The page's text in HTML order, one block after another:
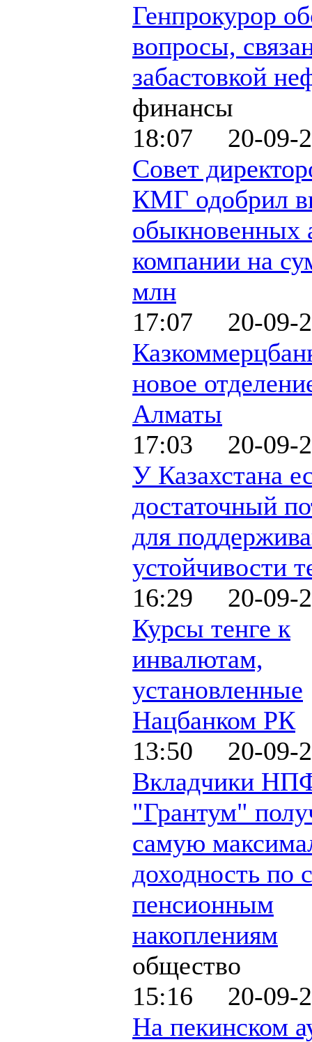
Генпрокурор
вопросы,
забастовкой
финансы
18:07 20-09-
Совет
КМГ одобрил
обыкновенных
компании на
млн
17:07 20-09-
новое
Алматы
17:03 20-09-
У Казахстана
достаточный
для
устойчивости
16:29 20-09-
Курсы тенге к
инвалютам,
установленные
Нацбанком РК
13:50 20-09-
Вкладчики
"Грантум"
самую
доходность по
пенсионным
накоплениям
общество
15:16 20-09-
На пекинском